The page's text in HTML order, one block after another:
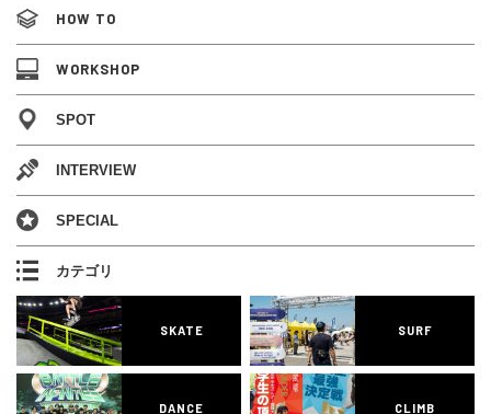
HOW TO
WORKSHOP
SPOT
INTERVIEW
SPECIAL
カテゴリ
SKATE SURF
DANCE CLIMB